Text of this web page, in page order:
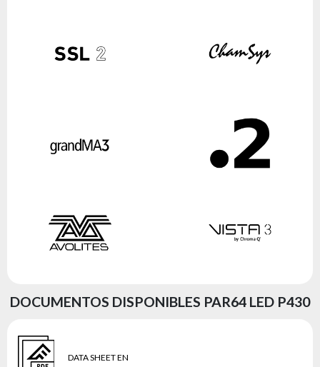
DOCUMENTOS DISPONIBLES PAR64 LED P430
DATA SHEET EN